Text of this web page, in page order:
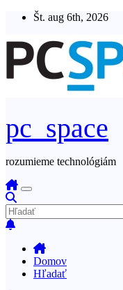
Skip
content
Št. aug 6th, 2026
pc_space
rozumieme technológiám
Domov
Hľadať